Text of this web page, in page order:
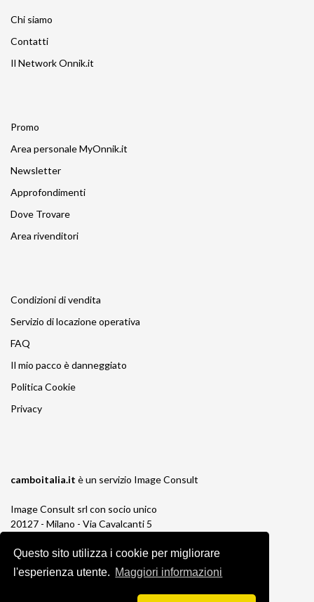
Questo sito utilizza i cookie per migliorare
l'esperienza utente. Maggiori informazioni
Chi siamo
Contatti
Il Network Onnik.it
Promo
Area personale MyOnnik.it
Newsletter
Approfondimenti
Dove Trovare
Area rivenditori
Condizioni di vendita
Servizio di locazione operativa
FAQ
Il mio pacco è danneggiato
Politica Cookie
Privacy
camboitalia.it è un servizio Image Consult
Image Consult srl con socio unico
20127 - Milano - Via Cavalcanti 5
P.IVA e C.F. 03383650961
REA 1673647 CCIAA Milano Monza Brianza
Registro Pile IT13030P00003110